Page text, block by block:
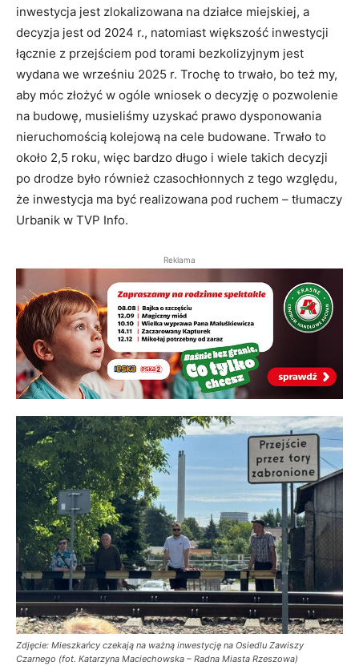
inwestycja jest zlokalizowana na działce miejskiej, a
decyzja jest od 2024 r., natomiast większość inwestycji
łącznie z przejściem pod torami bezkolizyjnym jest
wydana we wrześniu 2025 r. Trochę to trwało, bo też my,
aby móc złożyć w ogóle wniosek o decyzję o pozwolenie
na budowę, musieliśmy uzyskać prawo dysponowania
nieruchomością kolejową na cele budowane. Trwało to
około 2,5 roku, więc bardzo długo i wiele takich decyzji
po drodze było również czasochłonnych z tego względu,
że inwestycja ma być realizowana pod ruchem – tłumaczy
Urbanik w TVP Info.
Reklama
Zdjęcie: Mieszkańcy czekają na ważną inwestycję na Osiedlu Zawiszy
Czarnego (fot. Katarzyna Maciechowska – Radna Miasta Rzeszowa)